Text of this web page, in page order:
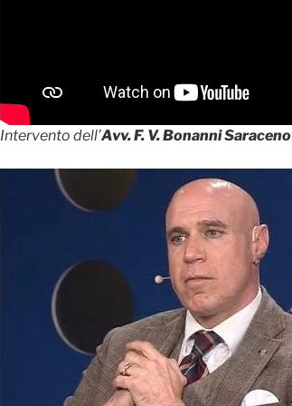
Intervento dell’Avv. F. V. Bonanni Saraceno